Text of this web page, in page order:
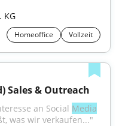
KG
Homeoffice Vollzeit
Sales & Outreach
an Social Media
was wir verkaufen..."